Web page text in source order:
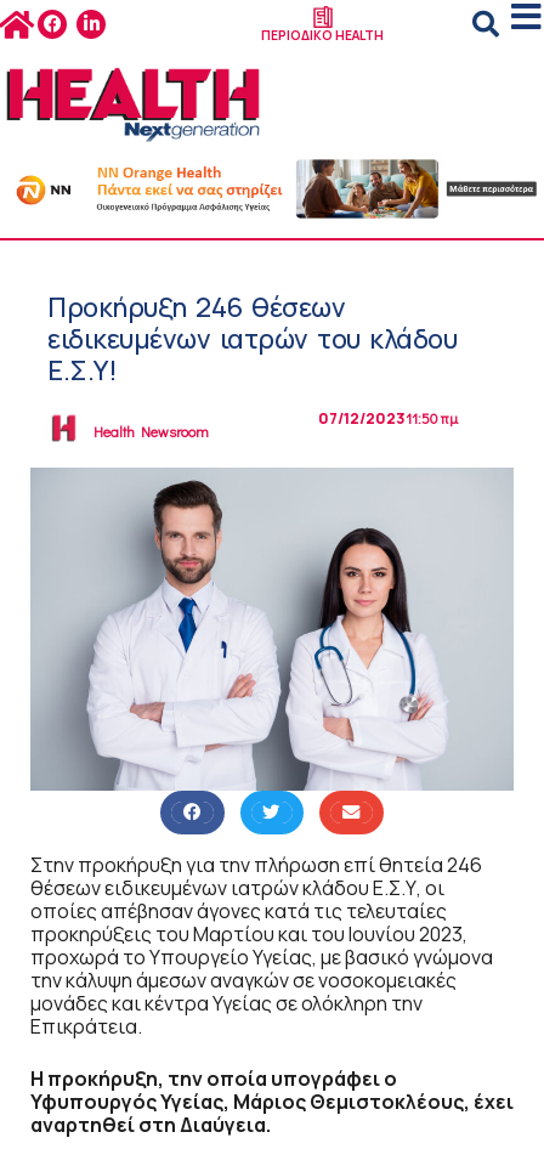
ΠΕΡΙΟΔΙΚΟ HEALTH
Προκήρυξη 246 θέσεων
ειδικευμένων ιατρών του κλάδου
Ε.Σ.Υ!
Health Newsroom
07/12/202311:50 πμ
Στην προκήρυξη για την πλήρωση επί θητεία 246
θέσεων ειδικευμένων ιατρών κλάδου Ε.Σ.Υ, οι
οποίες απέβησαν άγονες κατά τις τελευταίες
προκηρύξεις του Μαρτίου και του Ιουνίου 2023,
προχωρά το Υπουργείο Υγείας, με βασικό γνώμονα
την κάλυψη άμεσων αναγκών σε νοσοκομειακές
μονάδες και κέντρα Υγείας σε ολόκληρη την
Επικράτεια.
Η προκήρυξη, την οποία υπογράφει ο
Υφυπουργός Υγείας, Μάριος Θεμιστοκλέους, έχει
αναρτηθεί στη Διαύγεια.